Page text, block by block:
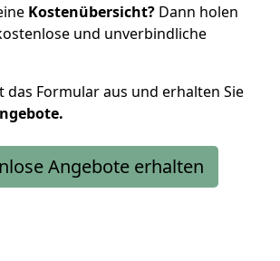
Kostenübersicht? Dann holen
und unverbindliche
das Formular aus und erhalten Sie
Angebote erhalten